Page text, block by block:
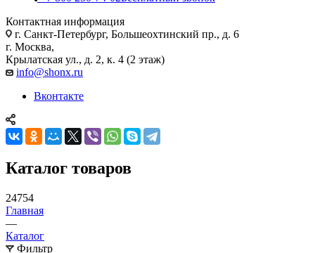
Контактная информация
г. Санкт-Петербург, Большеохтинский пр., д. 6
г. Москва,
Крылатская ул., д. 2, к. 4 (2 этаж)
info@shonx.ru
Вконтакте
Каталог товаров
24754
Главная
—
Каталог
Фильтр